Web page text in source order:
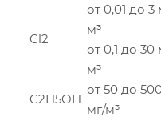
Cl2
от 0,01 до 3
м³
от 0,1 до 30
м³
C2H5OH
от 50 до
мг/м³